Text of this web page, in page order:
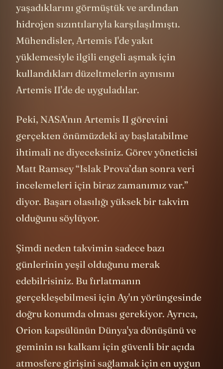
sıvıları uygun sıcaklıkta tutmakta sorun
yaşadıklarını görmüştük ve ardından
hidrojen sızıntılarıyla karşılaşılmıştı.
Mühendisler, Artemis I'de yakıt
yüklemesiyle ilgili engeli aşmak için
kullandıkları düzeltmelerin aynısını
Peki, NASA'nın Artemis II görevini
gerçekten önümüzdeki ay başlatabilme
ihtimali ne diyeceksiniz. Görev yöneticisi
Matt Ramsey “Islak Prova’dan sonra veri
incelemeleri için biraz zamanımız var.”
diyor. Başarı olasılığı yüksek bir takvim
Şimdi neden takvimin sadece bazı
günlerinin yeşil olduğunu merak
edebilrisiniz. Bu fırlatmanın
gerçekleşebilmesi için Ay'ın yörüngesinde
doğru konumda olması gerekiyor. Ayrıca,
Orion kapsülünün Dünya'ya dönüşünü ve
geminin ısı kalkanı için güvenli bir açıda